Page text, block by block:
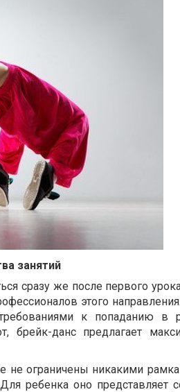
занятий
сразу же после первого
этого
к попаданию в
брейк-данс предлагает
не ограничены никакими
ребенка оно представляет